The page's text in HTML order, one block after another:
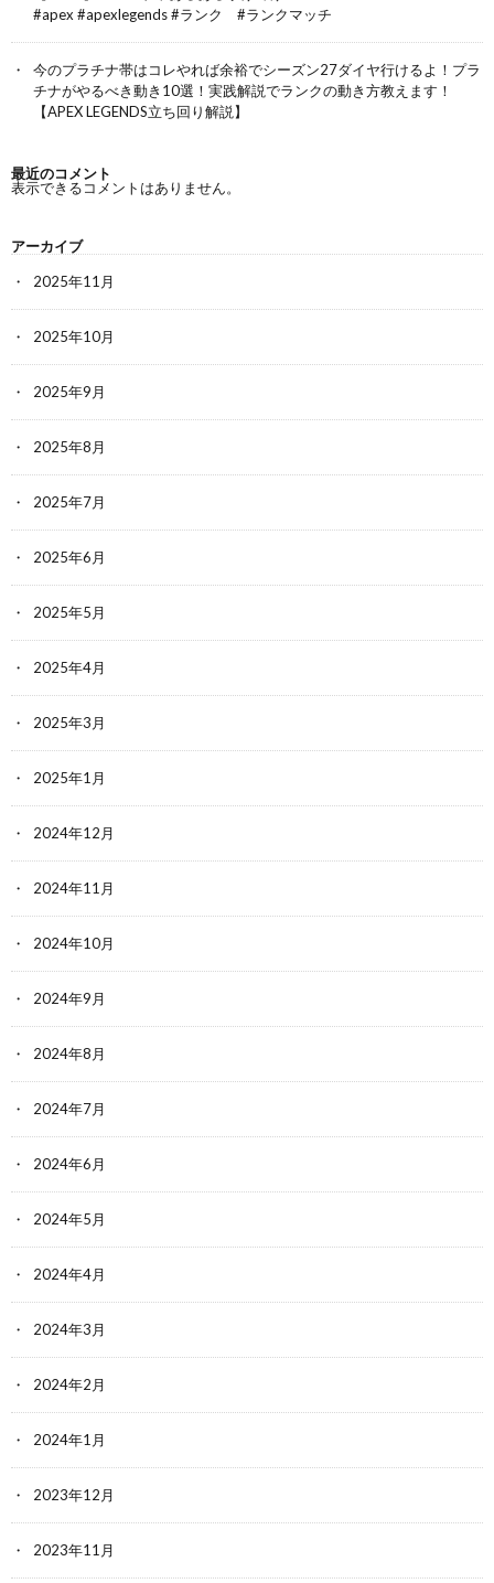
#apex #apexlegends #ランク #ランクマッチ
今のプラチナ帯はコレやれば余裕でシーズン27ダイヤ行けるよ！プラ
チナがやるべき動き10選！実践解説でランクの動き方教えます！
【APEX LEGENDS立ち回り解説】
最近のコメント
表示できるコメントはありません。
アーカイブ
2025年11月
2025年10月
2025年9月
2025年8月
2025年7月
2025年6月
2025年5月
2025年4月
2025年3月
2025年1月
2024年12月
2024年11月
2024年10月
2024年9月
2024年8月
2024年7月
2024年6月
2024年5月
2024年4月
2024年3月
2024年2月
2024年1月
2023年12月
2023年11月